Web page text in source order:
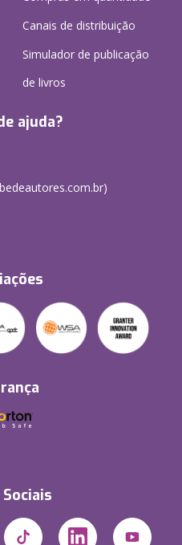
Canais de distribuição
Simulador de publicação
de livros
ajuda?